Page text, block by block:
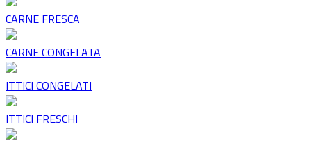
CARNE FRESCA
CARNE CONGELATA
ITTICI CONGELATI
ITTICI FRESCHI